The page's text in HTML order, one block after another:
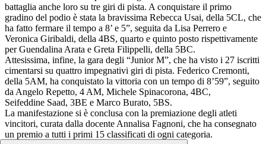
battaglia anche loro su tre giri di pista. A conquistare il primo
gradino del podio è stata la bravissima Rebecca Usai, della 5CL, che
ha fatto fermare il tempo a 8’ e 5”, seguita da Lisa Perrero e
Veronica Giribaldi, della 4BS, quarto e quinto posto rispettivamente
per Guendalina Arata e Greta Filippelli, della 5BC.
Attesissima, infine, la gara degli “Junior M”, che ha visto i 27 iscritti
cimentarsi su quattro impegnativi giri di pista. Federico Cremonti,
della 5AM, ha conquistato la vittoria con un tempo di 8’59”, seguito
da Angelo Repetto, 4 AM, Michele Spinacorona, 4BC,
Seifeddine Saad, 3BE e Marco Burato, 5BS.
La manifestazione si è conclusa con la premiazione degli atleti
vincitori, curata dalla docente Annalisa Fagnoni, che ha consegnato
un premio a tutti i primi 15 classificati di ogni categoria.